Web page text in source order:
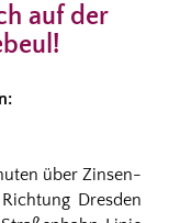
auf der
über Zinsen-
Dresden